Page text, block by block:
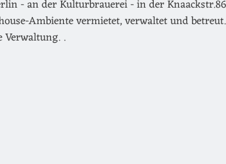
- an der Kulturbrauerei - in der
Ambiente vermietet, verwaltet und
Verwaltung. .